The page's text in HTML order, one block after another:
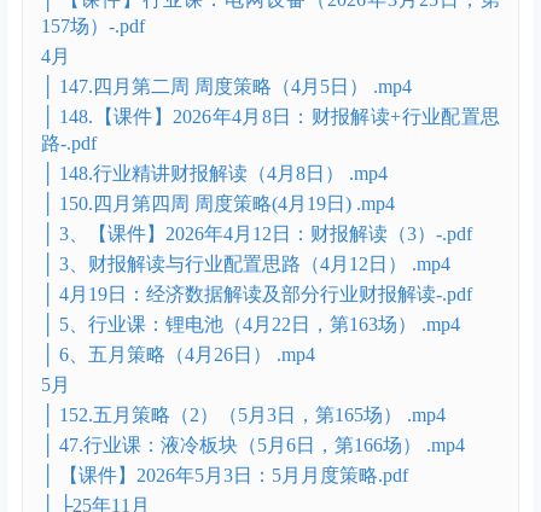
│ 145.三月第四周 周度策略（3月22日） .mp4
│ 146.四月策略（3月29日） .mp4
│ 2026.03.11行业课：锂电设备 .mp4
│ 45. 行业课：电网设备（3月25日，第157场）.mp4
│ 【课件】2026年3月1日：两会行情及三月策略-.pdf
│ 【课件】2026年3月29日：四月策略（晚）-.pdf
│ 【课件】2026年3月8日：两会解读+新能源进展-.pdf
│ 【课件】行业课：电网设备（2026年3月25日，第
157场）-.pdf
4月
│ 147.四月第二周 周度策略（4月5日） .mp4
│ 148.【课件】2026年4月8日：财报解读+行业配置思
路-.pdf
│ 148.行业精讲财报解读（4月8日） .mp4
│ 150.四月第四周 周度策略(4月19日) .mp4
│ 3、【课件】2026年4月12日：财报解读（3）-.pdf
│ 3、财报解读与行业配置思路（4月12日） .mp4